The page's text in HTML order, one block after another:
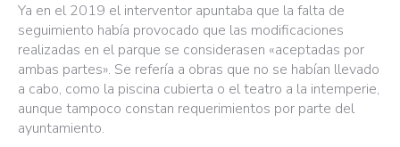
Ya en el 2019 el interventor apuntaba que la falta de
seguimiento había provocado que las modificaciones
realizadas en el parque se considerasen «aceptadas por
ambas partes». Se refería a obras que no se habían llevado
a cabo, como la piscina cubierta o el teatro a la intemperie,
aunque tampoco constan requerimientos por parte del
ayuntamiento.